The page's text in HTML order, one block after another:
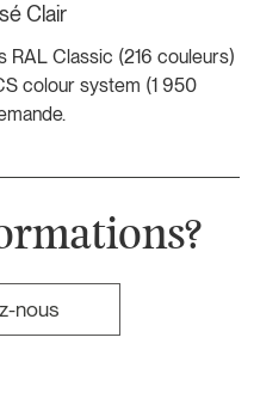
Clair
RAL Classic (216 couleurs)
colour system (1 950
nous